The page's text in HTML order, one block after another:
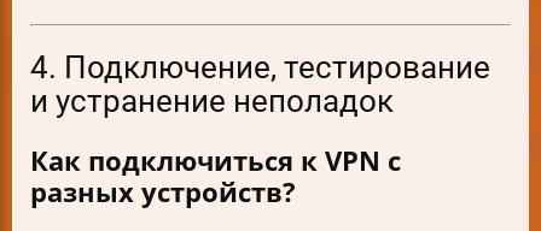
4. Подключение, тестирование
и устранение неполадок
Как подключиться к VPN с
разных устройств?